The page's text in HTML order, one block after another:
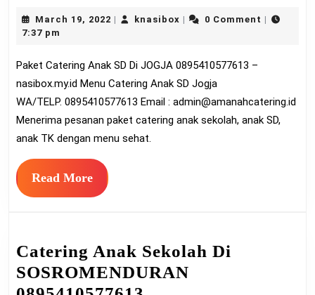
Anak
Di
JOGJA
March 19, 2022 Marchknasiboxknasibox0 Comment
7:37 pm
Paket Catering Anak SD Di JOGJA 0895410577613 –
nasibox.my.id Menu Catering Anak SD Jogja
WA/TELP. 0895410577613 Email : admin@amanahcatering.id
Menerima pesanan paket catering anak sekolah, anak SD,
anak TK dengan menu sehat.
Read MoreRead
More
Catering Anak Sekolah Di
SOSROMENDURAN